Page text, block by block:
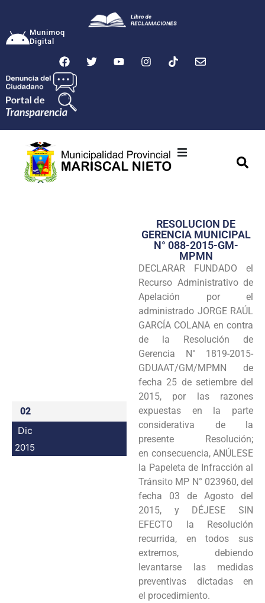
Munimoq
Digital
Transparencia
Seguridad
Programas
Intranet
02
Dic
2015
RESOLUCION DE
GERENCIA MUNICIPAL
N° 088-2015-GM-
MPMN
DECLARAR FUNDADO el
Recurso Administrativo de
Apelación por el
administrado JORGE RAÚL
GARCÍA COLANA en contra
de la Resolución de
Gerencia N° 1819-2015-
GDUAAT/GM/MPMN de
fecha 25 de setiembre del
2015, por las razones
expuestas en la parte
considerativa de la
presente Resolución;
en consecuencia, ANÚLESE
la Papeleta de Infracción al
Tránsito MP N° 023960, del
fecha 03 de Agosto del
2015, y DÉJESE SIN
EFECTO la Resolución
recurrida, en todos sus
extremos, debiendo
levantarse las medidas
preventivas dictadas en
el procedimiento.